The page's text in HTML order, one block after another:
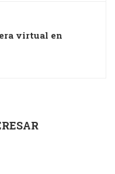
virtual en